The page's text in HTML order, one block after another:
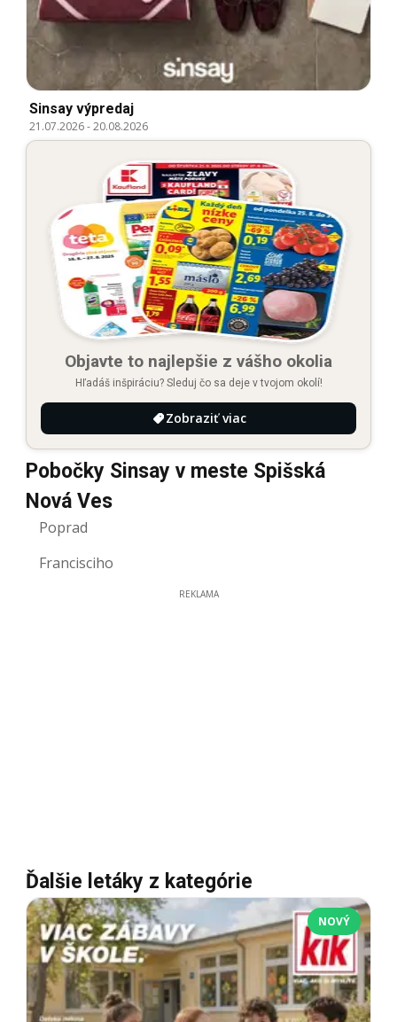
Sinsay výpredaj
21.07.2026-20.08.2026
Objavte to najlepšie z vášho okolia
Hľadáš inšpiráciu? Sleduj čo sa deje v tvojom okolí!
Zobraziť viac
Pobočky Sinsay v meste Spišská
Nová Ves
Poprad
Francisciho
REKLAMA
Ďalšie letáky z kategórie
NOVÝ